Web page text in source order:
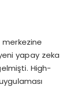
merkezine
yapay zeka
High-